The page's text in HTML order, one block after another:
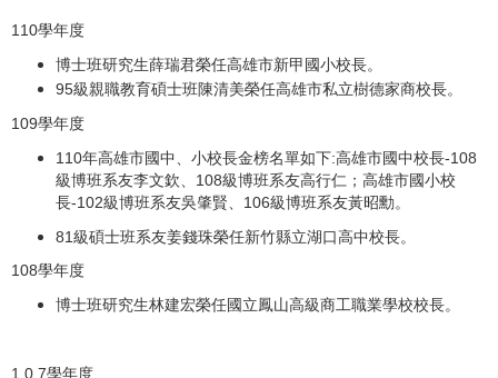
110學年度
博士班研究生薛瑞君榮任高雄市新甲國小校長。
95級親職教育碩士班陳清美榮任高雄市私立樹德家商校長。
109學年度
110年高雄市國中、小校長金榜名單如下:高雄市國中校長-108
級博班系友李文欽、108級博班系友高行仁；高雄市國小校
長-102級博班系友吳肇賢、106級博班系友黃昭勳。
81級碩士班系友姜錢珠榮任新竹縣立湖口高中校長。
108學年度
博士班研究生林建宏榮任國立鳳山高級商工職業學校校長。
1 0 7學年度